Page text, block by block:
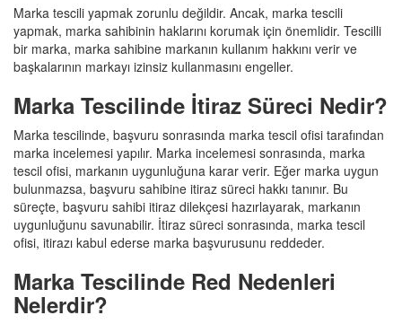
Marka tescili yapmak zorunlu değildir. Ancak, marka tescili
yapmak, marka sahibinin haklarını korumak için önemlidir. Tescilli
bir marka, marka sahibine markanın kullanım hakkını verir ve
başkalarının markayı izinsiz kullanmasını engeller.
Marka Tescilinde İtiraz Süreci Nedir?
Marka tescilinde, başvuru sonrasında marka tescil ofisi tarafından
marka incelemesi yapılır. Marka incelemesi sonrasında, marka
tescil ofisi, markanın uygunluğuna karar verir. Eğer marka uygun
bulunmazsa, başvuru sahibine itiraz süreci hakkı tanınır. Bu
süreçte, başvuru sahibi itiraz dilekçesi hazırlayarak, markanın
uygunluğunu savunabilir. İtiraz süreci sonrasında, marka tescil
ofisi, itirazı kabul ederse marka başvurusunu reddeder.
Marka Tescilinde Red Nedenleri
Nelerdir?